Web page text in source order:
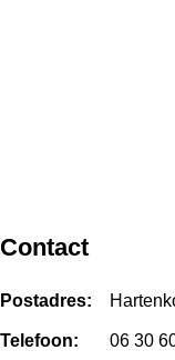
Postadres:
Telefoon: 06 30